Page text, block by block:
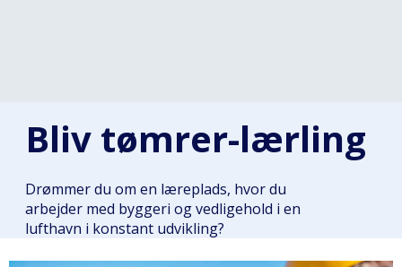
Bliv tømrer-lærling
Drømmer du om en læreplads, hvor du
arbejder med byggeri og vedligehold i en
lufthavn i konstant udvikling?